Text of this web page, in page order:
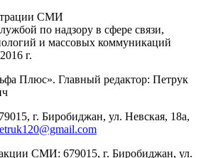
СМИ
по надзору в сфере связи,
и массовых коммуникаций
г.
Плюс». Главный редактор: Петрук
г. Биробиджан, ул. Невская, 18а,
СМИ: 679015, г. Биробиджан, ул.